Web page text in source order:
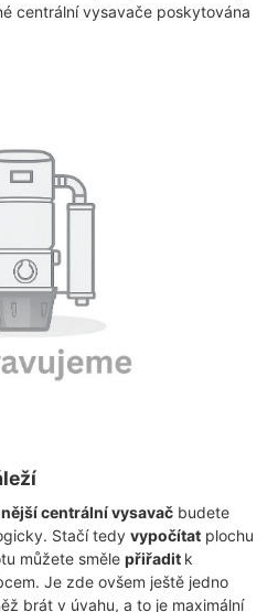
centrální vysavače poskytována
centrální vysavač budete
Stačí tedyvypočítat plochu
můžete smělepřiřadit k
Je zde ovšem ještě jedno
brát v úvahu, a to je maximální